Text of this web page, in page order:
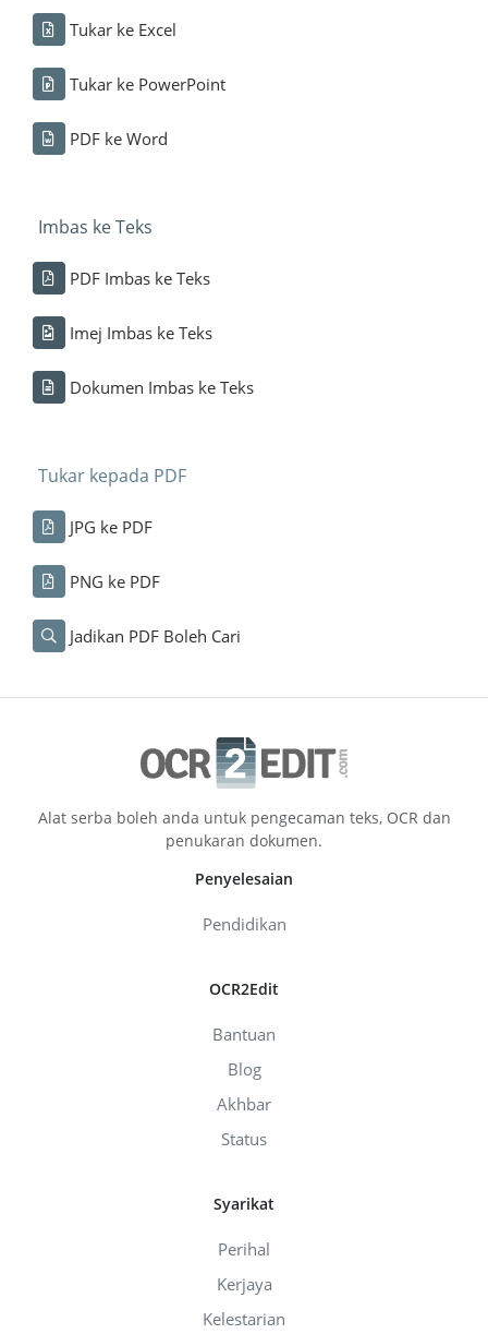
Tukar ke Excel
Tukar ke PowerPoint
PDF ke Word
Imbas ke Teks
PDF Imbas ke Teks
Imej Imbas ke Teks
Dokumen Imbas ke Teks
Tukar kepada PDF
JPG ke PDF
PNG ke PDF
Jadikan PDF Boleh Cari
Alat serba boleh anda untuk pengecaman teks, OCR dan
penukaran dokumen.
Penyelesaian
Pendidikan
OCR2Edit
Bantuan
Blog
Akhbar
Status
Syarikat
Perihal
Kerjaya
Kelestarian